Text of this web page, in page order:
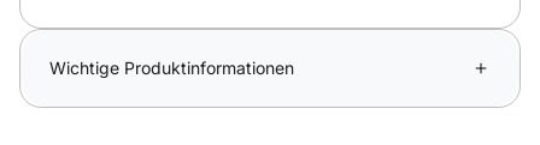
Wichtige Produktinformationen